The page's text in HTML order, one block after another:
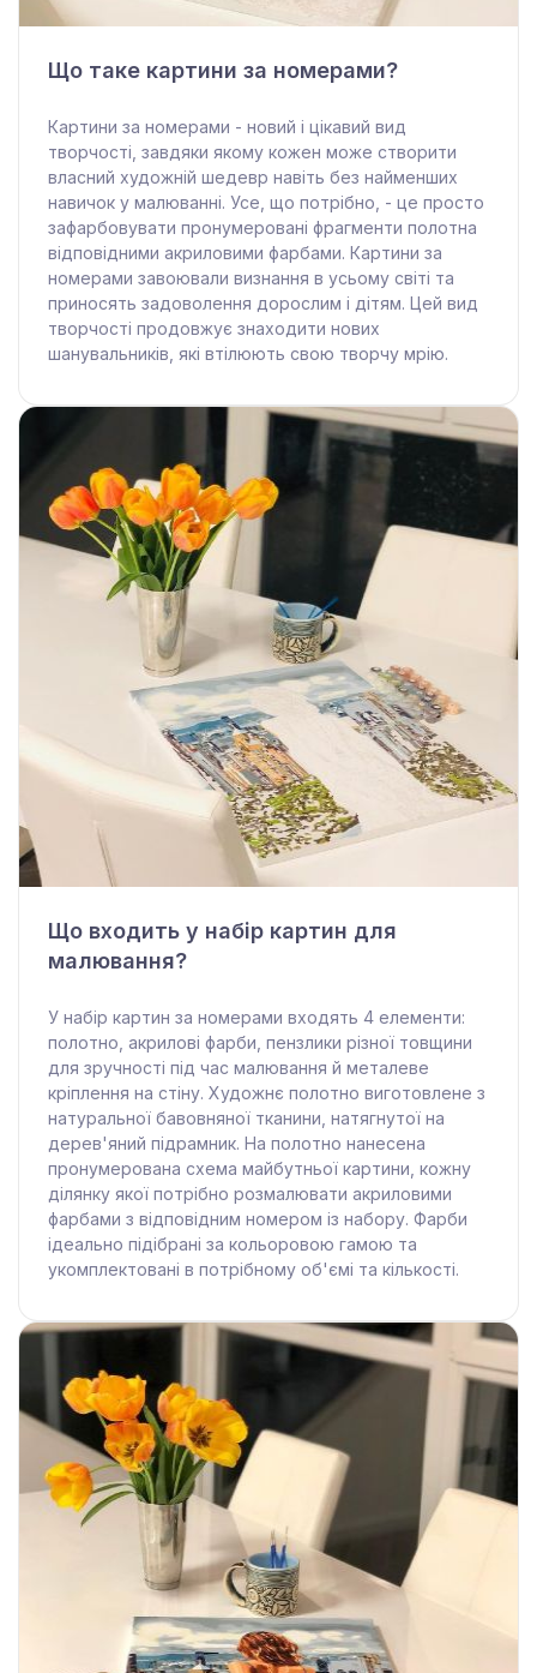
Що таке картини за номерами?
Картини за номерами - новий і цікавий вид
творчості, завдяки якому кожен може створити
власний художній шедевр навіть без найменших
навичок у малюванні. Усе, що потрібно, - це просто
зафарбовувати пронумеровані фрагменти полотна
відповідними акриловими фарбами. Картини за
номерами завоювали визнання в усьому світі та
приносять задоволення дорослим і дітям. Цей вид
творчості продовжує знаходити нових
шанувальників, які втілюють свою творчу мрію.
Що входить у набір картин для
малювання?
У набір картин за номерами входять 4 елементи:
полотно, акрилові фарби, пензлики різної товщини
для зручності під час малювання й металеве
кріплення на стіну. Художнє полотно виготовлене з
натуральної бавовняної тканини, натягнутої на
дерев'яний підрамник. На полотно нанесена
пронумерована схема майбутньої картини, кожну
ділянку якої потрібно розмалювати акриловими
фарбами з відповідним номером із набору. Фарби
ідеально підібрані за кольоровою гамою та
укомплектовані в потрібному об'ємі та кількості.